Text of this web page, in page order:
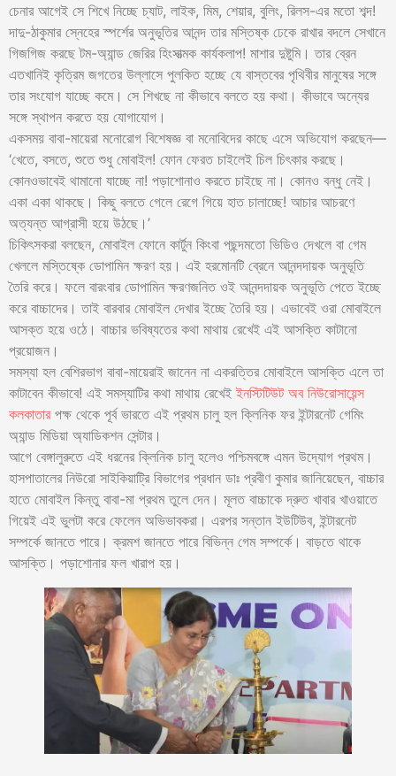
চেনার আগেই সে শিখে নিচ্ছে চ্যাট, লাইক, মিম, শেয়ার, বুলিং, রিলস-এর মতো শব্দ!
দাদু-ঠাকুমার স্নেহের স্পর্শের অনুভূতির আনন্দ তার মস্তিষ্ক ঢেকে রাখার বদলে সেখানে
গিজগিজ করছে টম-অ্যান্ড জেরির হিংসাত্মক কার্যকলাপ! মাশার দুষ্টুমি। তার ব্রেন
এতখানিই কৃত্রিম জগতের উল্লাসে পুলকিত হচ্ছে যে বাস্তবের পৃথিবীর মানুষের সঙ্গে
তার সংযোগ যাচ্ছে কমে। সে শিখছে না কীভাবে বলতে হয় কথা। কীভাবে অন্যের
সঙ্গে স্থাপন করতে হয় যোগাযোগ।
একসময় বাবা-মায়েরা মনোরোগ বিশেষজ্ঞ বা মনোবিদের কাছে এসে অভিযোগ করছেন—
‘খেতে, বসতে, শুতে শুধু মোবাইল! ফোন ফেরত চাইলেই চিল চিৎকার করছে।
কোনওভাবেই থামানো যাচ্ছে না! পড়াশোনাও করতে চাইছে না। কোনও বন্ধু নেই।
একা একা থাকছে। কিছু বলতে গেলে রেগে গিয়ে হাত চালাচ্ছে! আচার আচরণে
অত্যন্ত আগ্রাসী হয়ে উঠছে।’
চিকিৎসকরা বলছেন, মোবাইল ফোনে কার্টুন কিংবা পছন্দমতো ভিডিও দেখলে বা গেম
খেললে মস্তিষ্কে ডোপামিন ক্ষরণ হয়। এই হরমোনটি ব্রেনে আনন্দদায়ক অনুভূতি
তৈরি করে। ফলে বারংবার ডোপামিন ক্ষরণজনিত ওই আনন্দদায়ক অনুভূতি পেতে ইচ্ছে
করে বাচ্চাদের। তাই বারবার মোবাইল দেখার ইচ্ছে তৈরি হয়। এভাবেই ওরা মোবাইলে
আসক্ত হয়ে ওঠে। বাচ্চার ভবিষ্যতের কথা মাথায় রেখেই এই আসক্তি কাটানো
প্রয়োজন।
সমস্যা হল বেশিরভাগ বাবা-মায়েরাই জানেন না একরত্তির মোবাইলে আসক্তি এলে তা
কাটাবেন কীভাবে! এই সমস্যাটির কথা মাথায় রেখেইইনস্টিটিউট অব নিউরোসায়েন্স
কলকাতারপক্ষ থেকে পূর্ব ভারতে এই প্রথম চালু হল ক্লিনিক ফর ইন্টারনেট গেমিং
অ্যান্ড মিডিয়া অ্যাডিকশন সেন্টার।
আগে বেঙ্গালুরুতে এই ধরনের ক্লিনিক চালু হলেও পশ্চিমবঙ্গে এমন উদ্যোগ প্রথম।
হাসপাতালের নিউরো সাইকিয়াট্রি বিভাগের প্রধান ডাঃ প্রবীণ কুমার জানিয়েছেন, বাচ্চার
হাতে মোবাইল কিন্তু বাবা-মা প্রথম তুলে দেন। মূলত বাচ্চাকে দ্রুত খাবার খাওয়াতে
গিয়েই এই ভুলটা করে ফেলেন অভিভাবকরা। এরপর সন্তান ইউটিউব, ইন্টারনেট
সম্পর্কে জানতে পারে। ক্রমশ জানতে পারে বিভিন্ন গেম সম্পর্কে। বাড়তে থাকে
আসক্তি। পড়াশোনার ফল খারাপ হয়।